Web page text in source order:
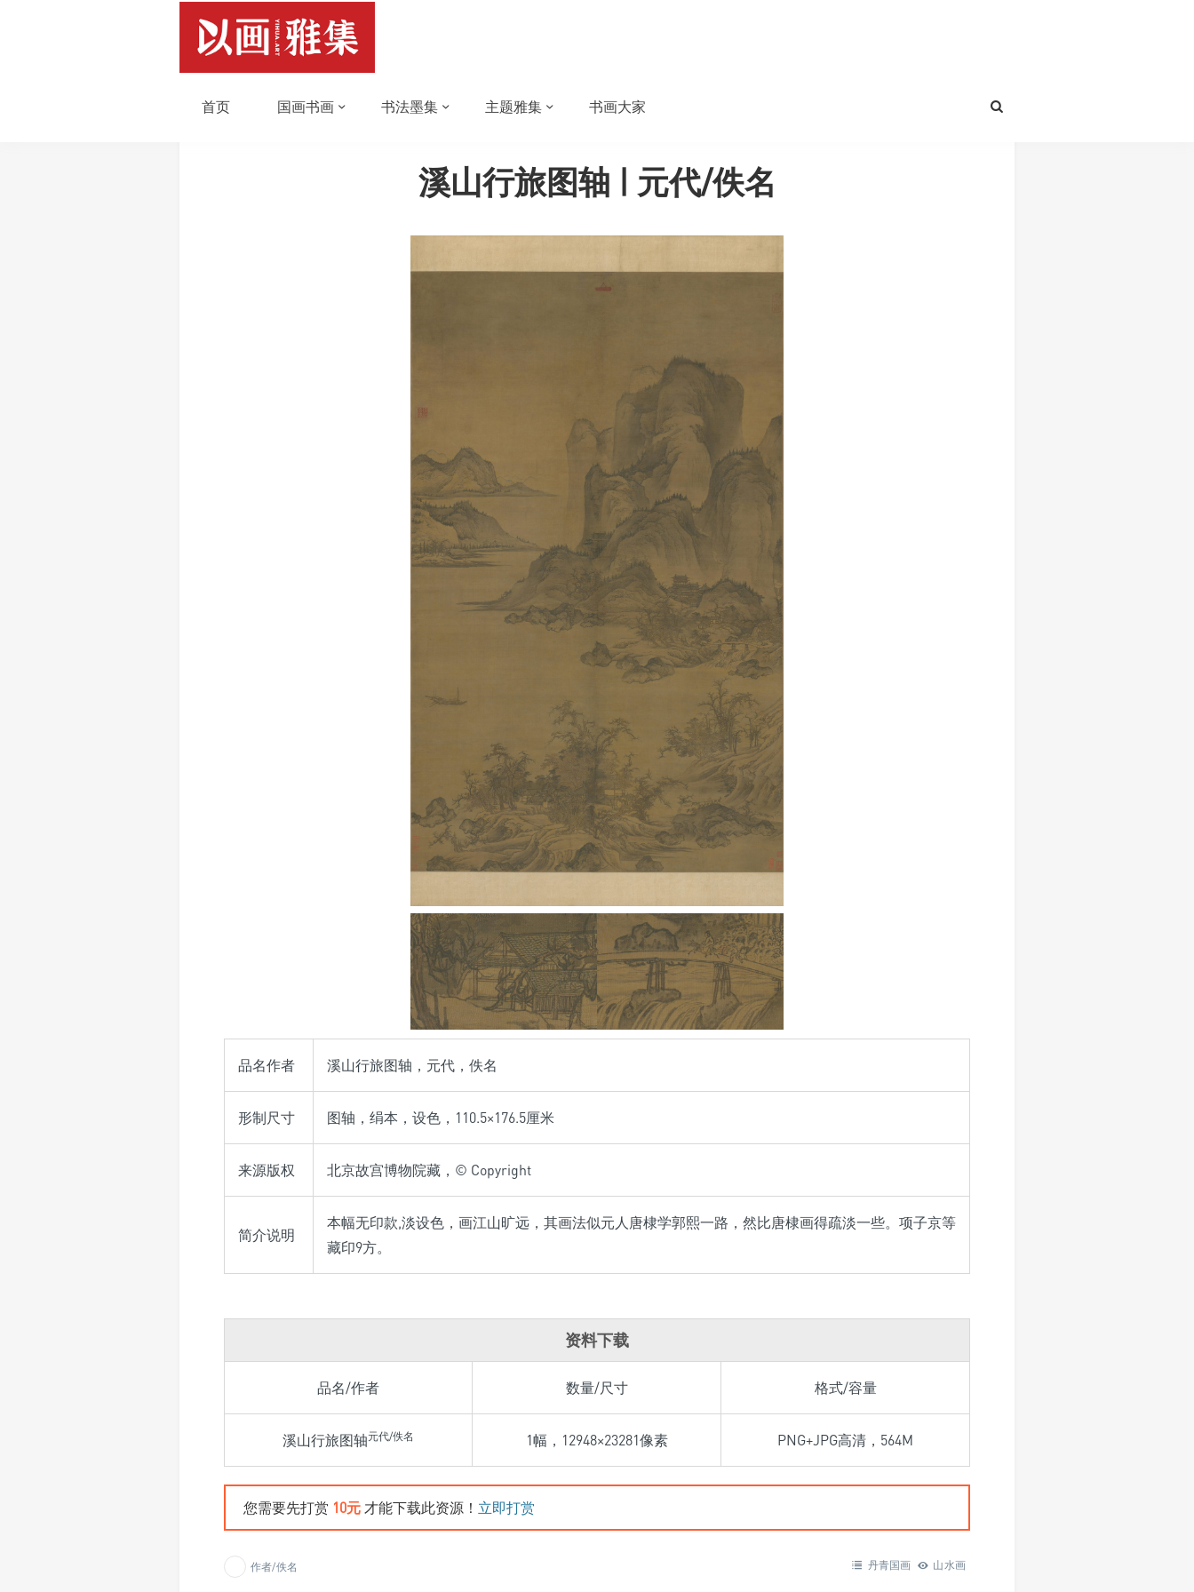
首页 国画书画 书法墨集 主题雅集 书画大家
溪山行旅图轴 | 元代/佚名
品名作者 溪山行旅图轴，元代，佚名
形制尺寸 图轴，绢本，设色，110.5×176.5厘米
来源版权 北京故宫博物院藏，© Copyright
简介说明
本幅无印款,淡设色，画江山旷远，其画法似元人唐棣学郭熙一路，然比唐棣画得疏淡一些。项子京等
藏印9方。
资料下载
品名/作者 数量/尺寸 格式/容量
溪山行旅图轴元代/佚名 1幅，12948×23281像素 PNG+JPG高清，564M
您需要先打赏 10元 才能下载此资源！ 立即打赏
作者/佚名 山水画
丹青国画